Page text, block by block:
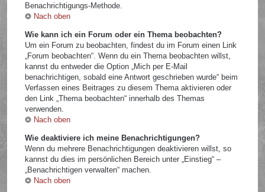
Benachrichtigungs-Methode.
Nach oben
Wie kann ich ein Forum oder ein Thema beobachten?
Um ein Forum zu beobachten, findest du im Forum einen Link
„Forum beobachten“. Wenn du ein Thema beobachten willst,
kannst du entweder die Option „Mich per E-Mail
benachrichtigen, sobald eine Antwort geschrieben wurde“ beim
Verfassen eines Beitrages zu diesem Thema aktivieren oder
den Link „Thema beobachten“ innerhalb des Themas
verwenden.
Nach oben
Wie deaktiviere ich meine Benachrichtigungen?
Wenn du mehrere Benachrichtigungen deaktivieren willst, so
kannst du dies im persönlichen Bereich unter „Einstieg“ –
„Benachrichtigen verwalten“ machen.
Nach oben